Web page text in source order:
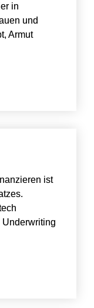
in
und
Armut
ist